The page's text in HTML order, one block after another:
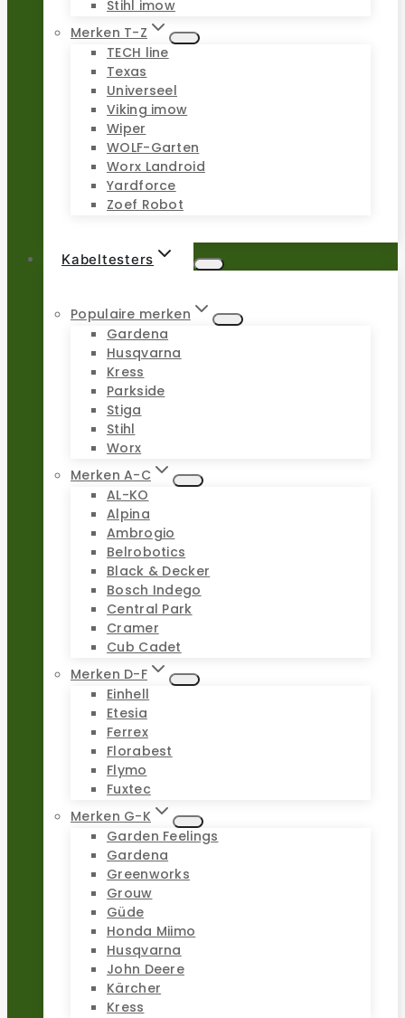
Stihl imow
Merken T-Z
TECH line
Texas
Universeel
Viking imow
Wiper
WOLF-Garten
Worx Landroid
Yardforce
Zoef Robot
Kabeltesters
Populaire merken
Gardena
Husqvarna
Kress
Parkside
Stiga
Stihl
Worx
Merken A-C
AL-KO
Alpina
Ambrogio
Belrobotics
Black & Decker
Bosch Indego
Central Park
Cramer
Cub Cadet
Merken D-F
Einhell
Etesia
Ferrex
Florabest
Flymo
Fuxtec
Merken G-K
Garden Feelings
Gardena
Greenworks
Grouw
Güde
Honda Miimo
Husqvarna
John Deere
Kärcher
Kress